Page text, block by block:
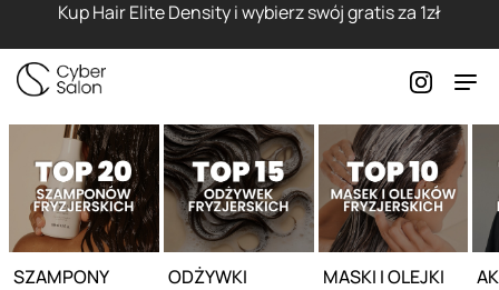
Kup Hair Elite Density i wybierz swój gratis za 1zł
SZAMPONY ODŻYWKI MASKI I OLEJKI
Strona główna - Cyber Salon